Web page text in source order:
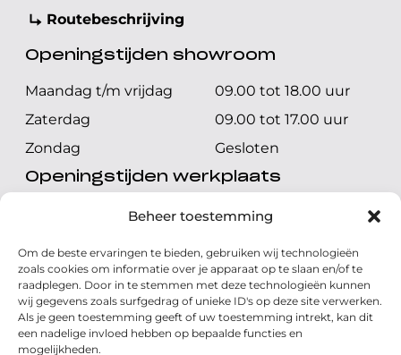
Beheer toestemming
Om de beste ervaringen te bieden, gebruiken wij technologieën
zoals cookies om informatie over je apparaat op te slaan en/of te
raadplegen. Door in te stemmen met deze technologieën kunnen
wij gegevens zoals surfgedrag of unieke ID's op deze site verwerken.
Als je geen toestemming geeft of uw toestemming intrekt, kan dit
een nadelige invloed hebben op bepaalde functies en
mogelijkheden.
Routebeschrijving
Openingstijden showroom
Maandag t/m vrijdag
09.00 tot 18.00 uur
Zaterdag
09.00 tot 17.00 uur
Zondag
Gesloten
Openingstijden werkplaats
Maandag t/m vrijdag
08.00 tot 17.00 uur
Zondag
Gesloten
Volg ons